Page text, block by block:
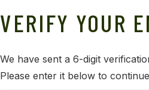
VERIFY YOUR
We have sent a 6-digit
Please enter it below to